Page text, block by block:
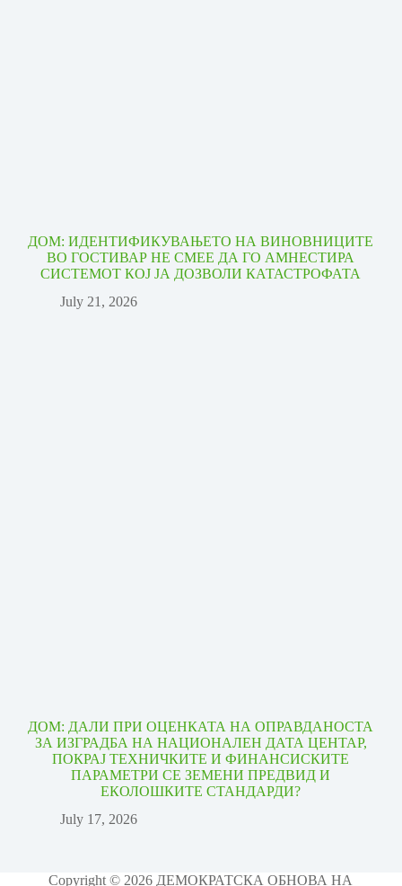
ДОМ: ИДЕНТИФИКУВАЊЕТО НА ВИНОВНИЦИТЕ
ВО ГОСТИВАР НЕ СМЕЕ ДА ГО АМНЕСТИРА
СИСТЕМОТ КОЈ ЈА ДОЗВОЛИ КАТАСТРОФАТА
July 21, 2026
ДОМ: ДАЛИ ПРИ ОЦЕНКАТА НА ОПРАВДАНОСТА
ЗА ИЗГРАДБА НА НАЦИОНАЛЕН ДАТА ЦЕНТАР,
ПОКРАЈ ТЕХНИЧКИТЕ И ФИНАНСИСКИТЕ
ПАРАМЕТРИ СЕ ЗЕМЕНИ ПРЕДВИД И
ЕКОЛОШКИТЕ СТАНДАРДИ?
July 17, 2026
Copyright © 2026 ДЕМОКРАТСКА ОБНОВА НА